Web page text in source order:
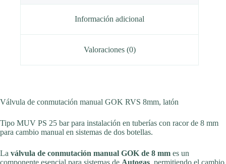
Información adicional
Valoraciones (0)
Válvula de conmutación manual GOK RVS 8mm, latón
Tipo MUV PS 25 bar para instalación en tuberías con racor de 8 mm
para cambio manual en sistemas de dos botellas.
La válvula de conmutación manual GOK de 8 mm es un
componente esencial para sistemas de Autogas , permitiendo el cambio